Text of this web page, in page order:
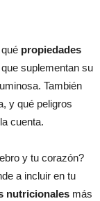
propiedades
suplementan su
También
y qué peligros
cuenta.
y tu corazón?
a incluir en tu
nutricionales más